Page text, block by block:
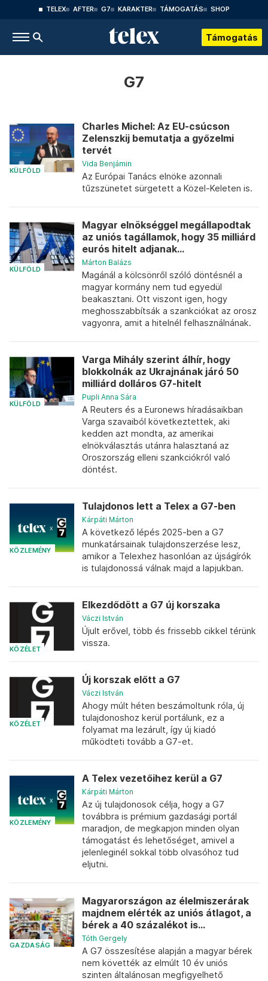
TELEX AFTER G7 KARAKTER TÁMOGATÁS SHOP
Támogatás
G7
KÜLFÖLD
Charles Michel: Az EU-csúcson
Zelenszkij bemutatja a győzelmi
tervét
Vida Benjámin
Az Európai Tanács elnöke azonnali
tűzszünetet sürgetett a Közel-Keleten is.
KÜLFÖLD
Magyar elnökséggel megállapodtak
az uniós tagállamok, hogy 35 milliárd
eurós hitelt adjanak...
Márton Balázs
Magánál a kölcsönről szóló döntésnél a
magyar kormány nem tud egyedül
beakasztani. Ott viszont igen, hogy
meghosszabbítsák a szankciókat az orosz
vagyonra, amit a hitelnél felhasználnának.
KÜLFÖLD
Varga Mihály szerint álhír, hogy
blokkolnák az Ukrajnának járó 50
milliárd dolláros G7-hitelt
Pupli Anna Sára
A Reuters és a Euronews híradásaikban
Varga szavaiból következtettek, aki
kedden azt mondta, az amerikai
elnökválasztás utánra halasztaná az
Oroszország elleni szankciókról való
döntést.
KÖZLEMÉNY
Tulajdonos lett a Telex a G7-ben
Kárpáti Márton
A következő lépés 2025-ben a G7
munkatársainak tulajdonszerzése lesz,
amikor a Telexhez hasonlóan az újságírók
is tulajdonossá válnak majd a lapjukban.
KÖZÉLET
Elkezdődött a G7 új korszaka
Váczi István
Újult erővel, több és frissebb cikkel térünk
vissza.
KÖZÉLET
Új korszak előtt a G7
Váczi István
Ahogy múlt héten beszámoltunk róla, új
tulajdonoshoz kerül portálunk, ez a
folyamat ma lezárult, így új kiadó
működteti tovább a G7-et.
KÖZLEMÉNY
A Telex vezetőihez kerül a G7
Kárpáti Márton
Az új tulajdonosok célja, hogy a G7
továbbra is prémium gazdasági portál
maradjon, de megkapjon minden olyan
támogatást és lehetőséget, amivel a
jelenleginél sokkal több olvasóhoz tud
eljutni.
GAZDASÁG
Magyarországon az élelmiszerárak
majdnem elérték az uniós átlagot, a
bérek a 40 százalékot is...
Tóth Gergely
A G7 összesítése alapján a magyar bérek
nem követték az elmúlt 10 év uniós
szinten általánosan megfigyelhető